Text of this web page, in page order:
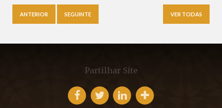
ANTERIOR SEGUINTE VER TODAS
Partilhar Site